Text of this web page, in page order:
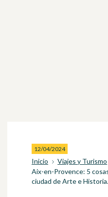
12/04/2024
Inicio
Viajes y Turismo
Aix-en-Provence: 5
ciudad de Arte e Historia.